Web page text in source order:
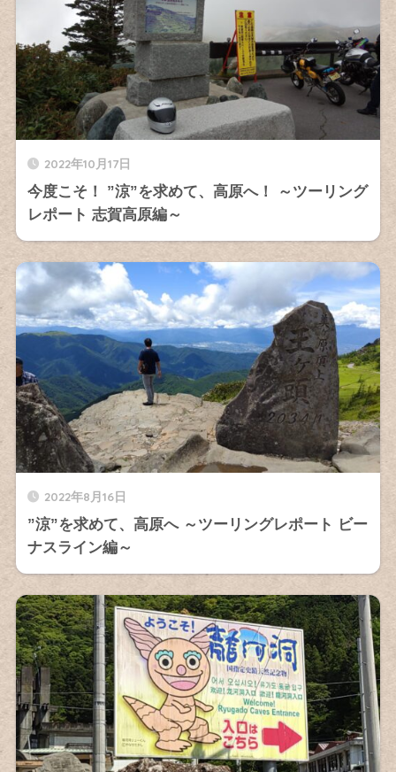
2022年10月17日
今度こそ！ ”涼”を求めて、高原へ！ ～ツーリング
レポート 志賀高原編～
2022年8月16日
”涼”を求めて、高原へ ～ツーリングレポート ビー
ナスライン編～